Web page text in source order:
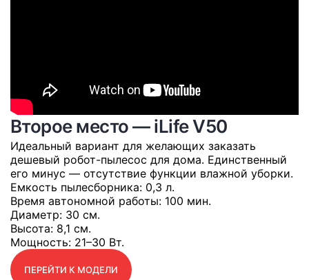
Второе место — iLife V50
Идеальный вариант для желающих заказать
дешевый робот-пылесос для дома. Единственный
его минус — отсутствие функции влажной уборки.
Емкость пылесборника: 0,3 л.
Время автономной работы: 100 мин.
Диаметр: 30 см.
Высота: 8,1 см.
Мощность: 21–30 Вт.
ПЕРЕЙТИ К МОДЕЛИ